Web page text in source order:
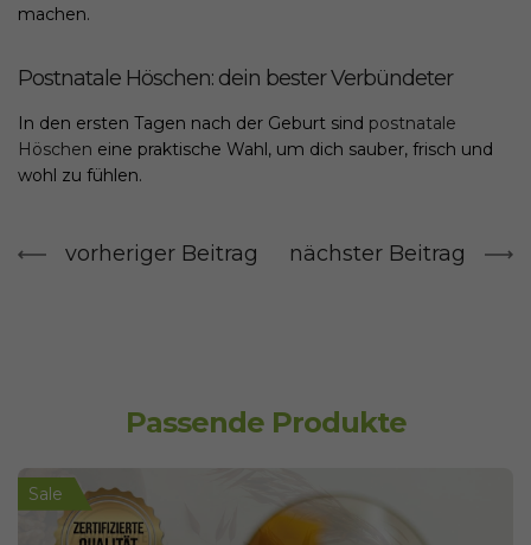
machen.
Postnatale Höschen: dein bester Verbündeter
In den ersten Tagen nach der Geburt sind postnatale
Höschen eine praktische Wahl, um dich sauber, frisch und
wohl zu fühlen.
vorheriger Beitrag nächster Beitrag
Passende Produkte
Sale